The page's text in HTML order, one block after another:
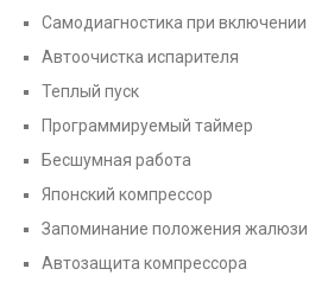
Самодиагностика при включении
Автоочистка испарителя
Теплый пуск
Программируемый таймер
Бесшумная работа
Японский компрессор
Запоминание положения жалюзи
Автозащита компрессора